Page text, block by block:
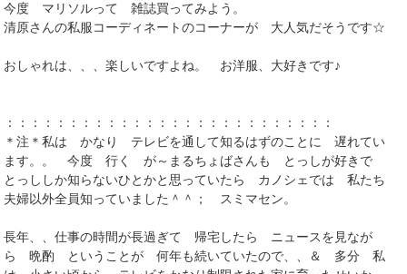
今度 マリソルって 雑誌買ってみよう。
清原さんの私服コーディネートのコーナーが 大人気だそうです☆
おしゃれは、、、楽しいですよね。 お洋服、大好きです♪
：：：：：：：：：：：：：：：：：：：：：：：：：：
＊注＊私は かなり テレビを通して知るはずのことに 遅れてい
ます。。 今度 行く が～まるちょばさんも とっしが好きで
とっししか知らないひとかと思っていたら カノシェでは 私たち
夫婦以外全員知っていました＾＾； スミマセン。
長年、、仕事の時間が長過ぎて 帰宅したら ニュースを見なが
ら 晩酌 ということが 何年も続いていたので、、＆ 多分 私